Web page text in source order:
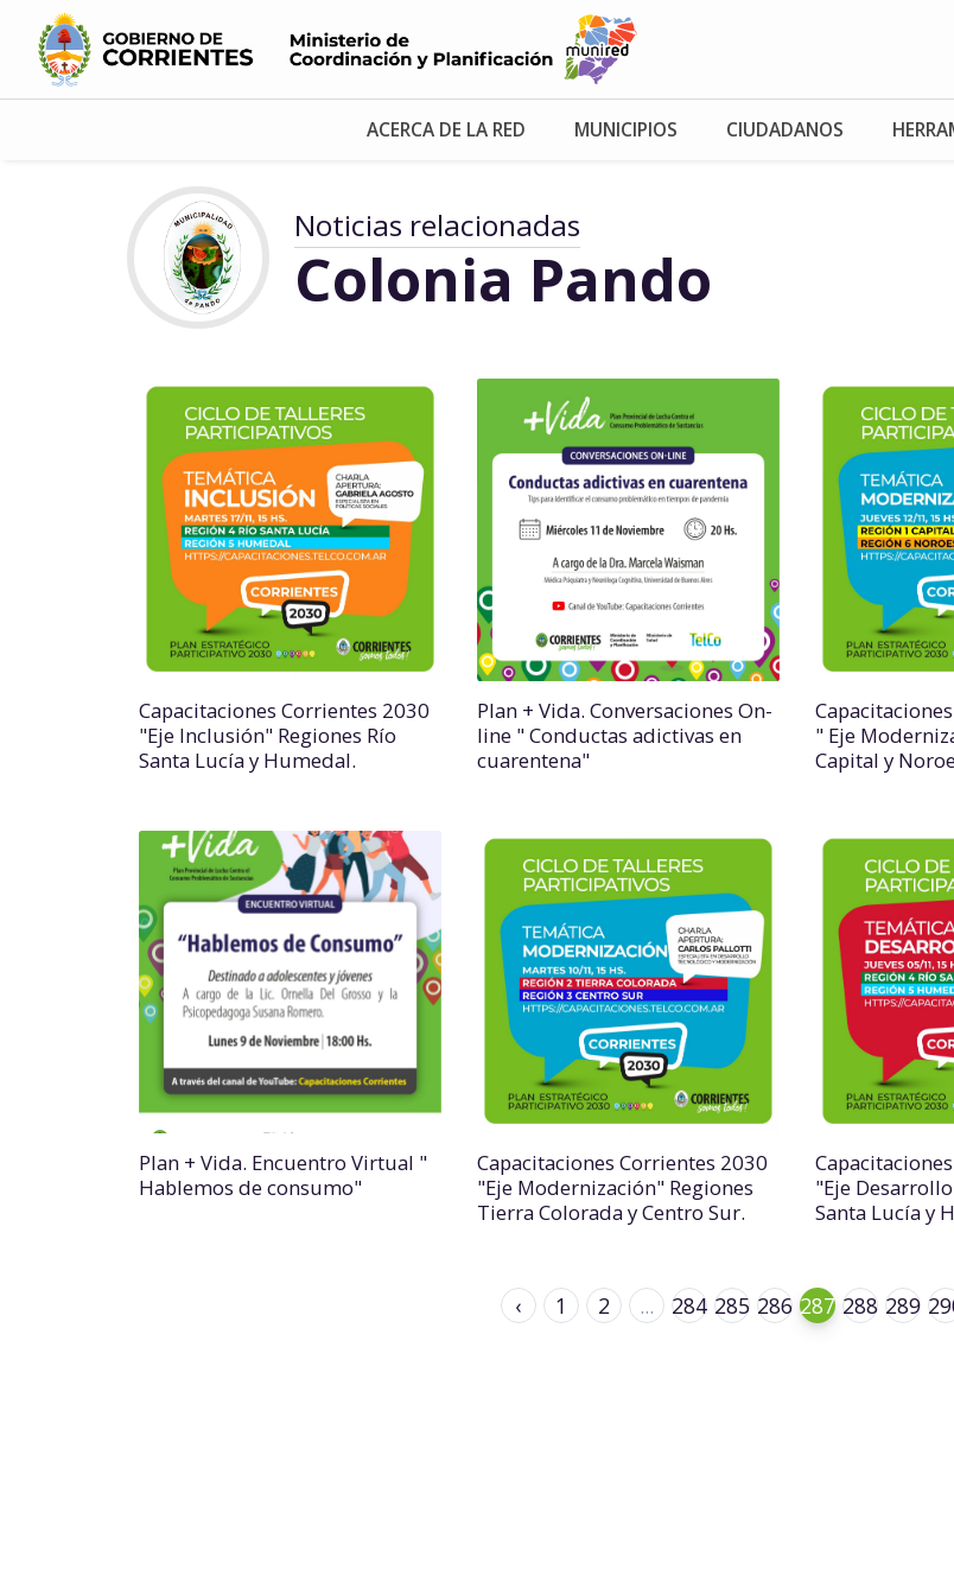
ACERCA DE LA RED MUNICIPIOS CIUDADANOS
Noticias relacionadas
Colonia Pando
Capacitaciones Corrientes 2030
"Eje Inclusión" Regiones Río
Santa Lucía y Humedal.
Plan + Vida. Conversaciones On-
line " Conductas adictivas en
cuarentena"
" Eje
Capital y
Plan + Vida. Encuentro Virtual "
Hablemos de consumo"
Capacitaciones Corrientes 2030
"Eje Modernización" Regiones
Tierra Colorada y Centro Sur.
"Eje
Santa Lucía y
‹ 1 2 ... 284 285 286 287 288 289